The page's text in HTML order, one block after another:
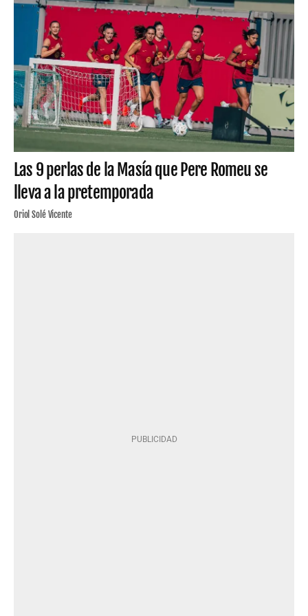
Las 9 perlas de la Masía que Pere Romeu se
lleva a la pretemporada
Oriol Solé Vicente